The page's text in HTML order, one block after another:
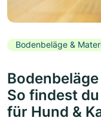
Bodenbeläge &
So findest
für Hund &